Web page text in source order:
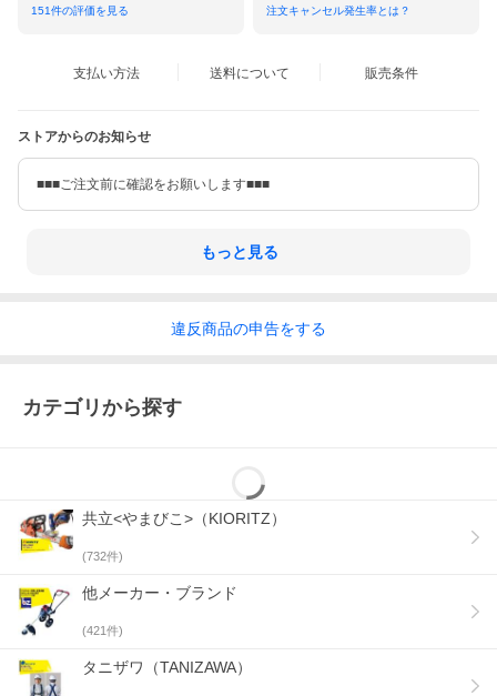
151件の評価を見る 注文キャンセル発生率とは？
支払い方法 送料について 販売条件
ストアからのお知らせ
■■■ご注文前に確認をお願いします■■■
もっと見る
違反商品の申告をする
カテゴリから探す
共立<やまびこ>（KIORITZ）
(732件)
他メーカー・ブランド
(421件)
タニザワ（TANIZAWA）